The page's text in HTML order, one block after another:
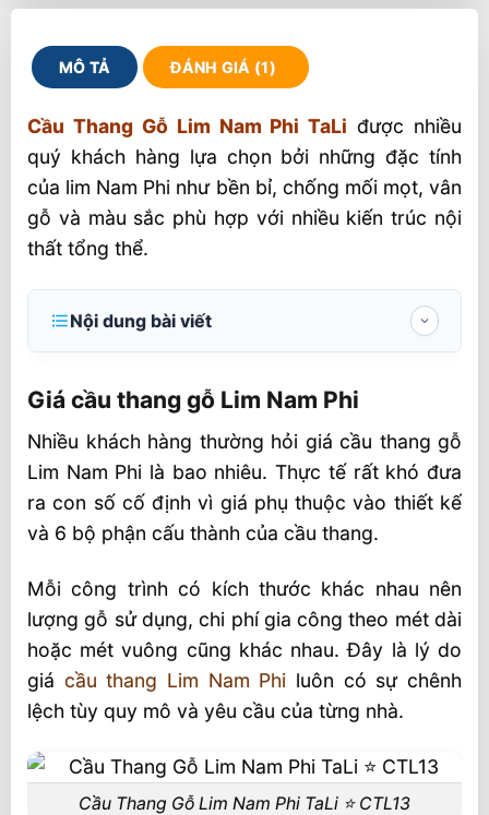
MÔ TẢ ĐÁNH GIÁ (1)
Cầu Thang Gỗ Lim Nam Phi TaLi được nhiều
quý khách hàng lựa chọn bởi những đặc tính
của lim Nam Phi như bền bỉ, chống mối mọt, vân
gỗ và màu sắc phù hợp với nhiều kiến trúc nội
thất tổng thể.
Nội dung bài viết
Các bộ phận cơ bản của một bộ cầu thang
gỗ Lim Tali – Nam Phi
1. Cột trụ chính
2. Tay vịn cầu thang
4. Mặt bậc cầu thang
5. Cổ bậc cầu thang
6. Nẹp cầu thang
8 kiểu Cầu thang Lim Nam Phi phổ biến
Hình thức cầu thang Lim Nam Phi
Giá cầu thang gỗ Lim Nam Phi
Nhiều khách hàng thường hỏi giá cầu thang gỗ
Lim Nam Phi là bao nhiêu. Thực tế rất khó đưa
ra con số cố định vì giá phụ thuộc vào thiết kế
và 6 bộ phận cấu thành của cầu thang.
Mỗi công trình có kích thước khác nhau nên
lượng gỗ sử dụng, chi phí gia công theo mét dài
hoặc mét vuông cũng khác nhau. Đây là lý do
giá cầu thang Lim Nam Phi luôn có sự chênh
lệch tùy quy mô và yêu cầu của từng nhà.
Cầu Thang Gỗ Lim Nam Phi TaLi ⭐️ CTL13